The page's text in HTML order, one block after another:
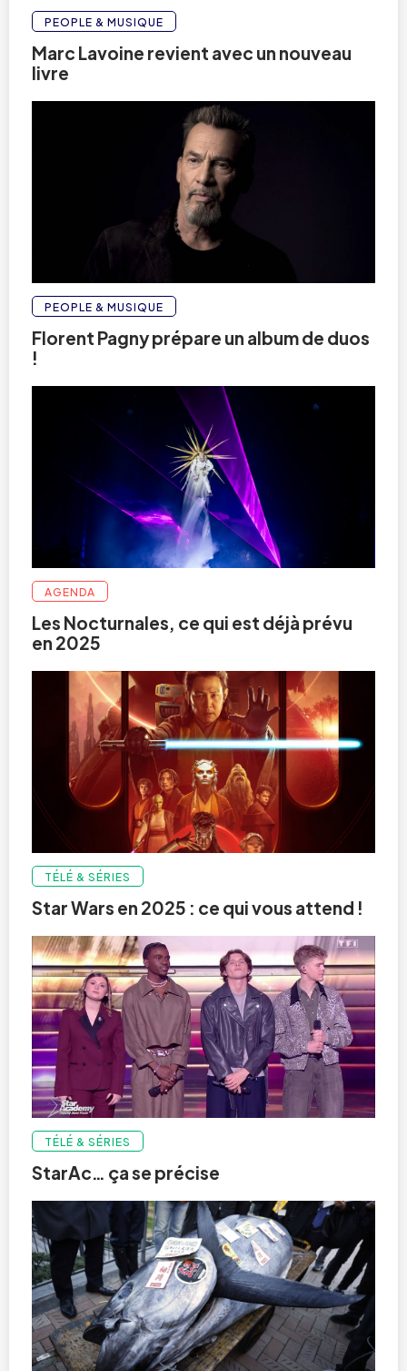
PEOPLE & MUSIQUE
Marc Lavoine revient avec un nouveau
livre
PEOPLE & MUSIQUE
Florent Pagny prépare un album de duos
!
AGENDA
Les Nocturnales, ce qui est déjà prévu
en 2025
TÉLÉ & SÉRIES
Star Wars en 2025 : ce qui vous attend !
TÉLÉ & SÉRIES
StarAc… ça se précise